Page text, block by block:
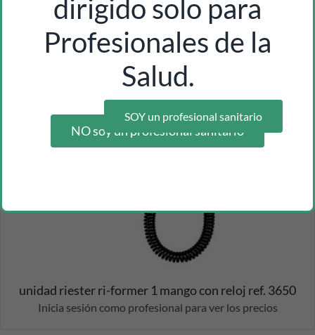
unidad riester ri-former 1 mango con reloj ref. 3650
Inicia sesión como profesional para ver los precios
dirigido solo para
Profesionales de la
Salud.
SOY un profesional sanitario
NO soy un profesional sanitario